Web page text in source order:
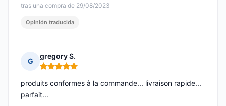
tras una compra de 29/08/2023
Opinión traducida
G
gregory S.
Nota: 5 de 5
produits conformes à la commande... livraison rapide...
parfait...